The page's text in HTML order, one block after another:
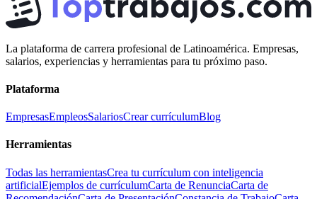
La plataforma de carrera profesional de Latinoamérica. Empresas,
salarios, experiencias y herramientas para tu próximo paso.
Plataforma
EmpresasEmpleosSalariosCrear currículumBlog
Herramientas
Todas las herramientasCrea tu currículum con inteligencia
artificialEjemplos de currículumCarta de RenunciaCarta de